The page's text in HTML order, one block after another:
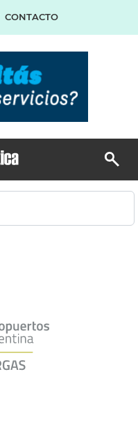
CONTACTO